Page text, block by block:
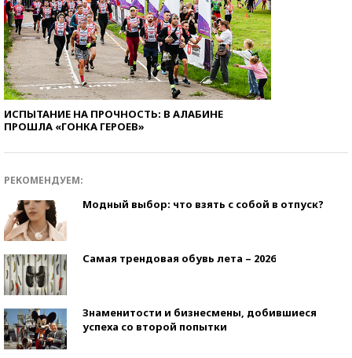
ИСПЫТАНИЕ НА ПРОЧНОСТЬ: В АЛАБИНЕ
ПРОШЛА «ГОНКА ГЕРОЕВ»
РЕКОМЕНДУЕМ:
Модный выбор: что взять с собой в отпуск?
Самая трендовая обувь лета – 2026
Знаменитости и бизнесмены, добившиеся
успеха со второй попытки